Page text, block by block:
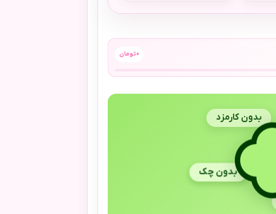
0تومان
بدون کارمزد
بدون چک